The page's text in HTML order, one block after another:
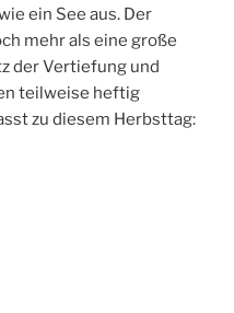
ein See aus. Der
mehr als eine große
der Vertiefung und
teilweise heftig
zu diesem Herbsttag: